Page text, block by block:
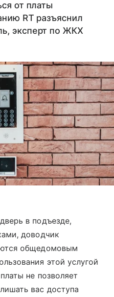
от платы
RT разъяснил
эксперт по ЖКХ
в подъезде,
доводчик
общедомовым
этой услугой
не позволяет
вас доступа